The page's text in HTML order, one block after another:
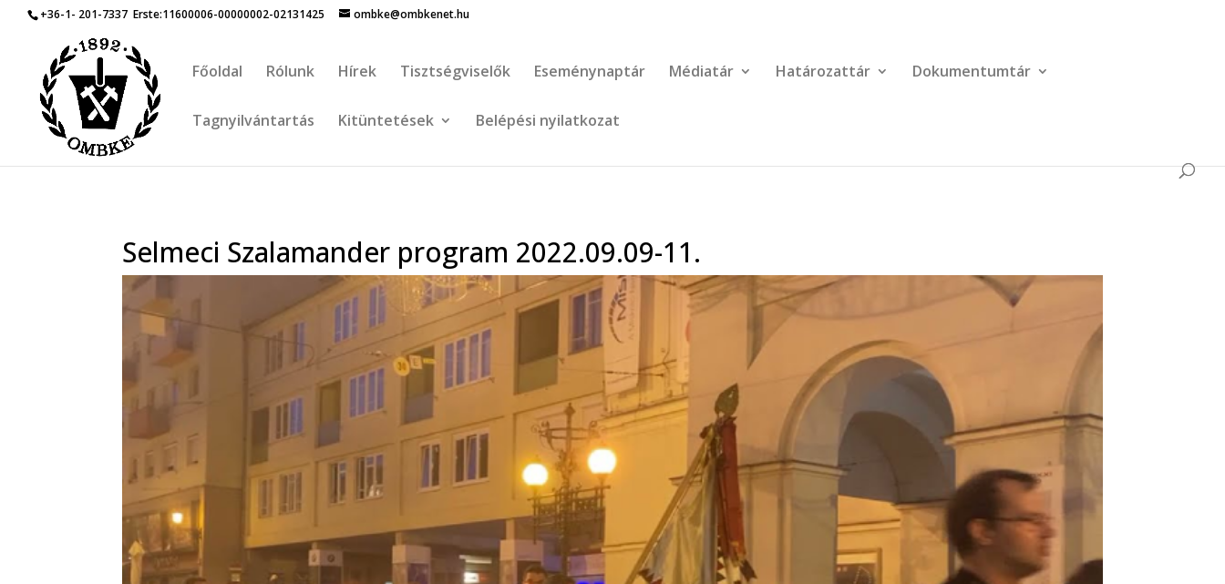
+36-1- 201-7337 Erste:11600006-00000002-02131425 ombke@ombkenet.hu
Főoldal Rólunk Hírek Tisztségviselők Eseménynaptár Médiatár Határozattár Dokumentumtár
Tagnyilvántartás Kitüntetések Belépési nyilatkozat
Selmeci Szalamander program 2022.09.09-11.